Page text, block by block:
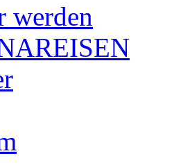
werden